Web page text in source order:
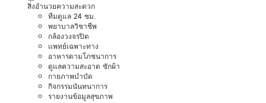
สิ่งอำนวยความสะดวก
ทีมดูแล 24 ชม.
พยาบาลวิชาชีพ
กล้องวงจรปิด
แพทย์เฉพาะทาง
อาหารตามโภชนาการ
ดูแลความสะอาด ซักผ้า
กายภาพบำบัด
กิจกรรมนันทนาการ
รายงานข้อมูลสุขภาพ